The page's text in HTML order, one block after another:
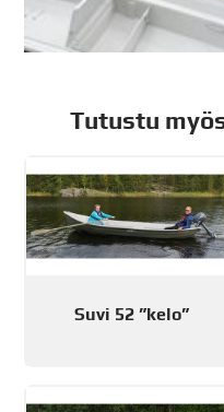
Tutustu
Suvi 52 ”kelo”